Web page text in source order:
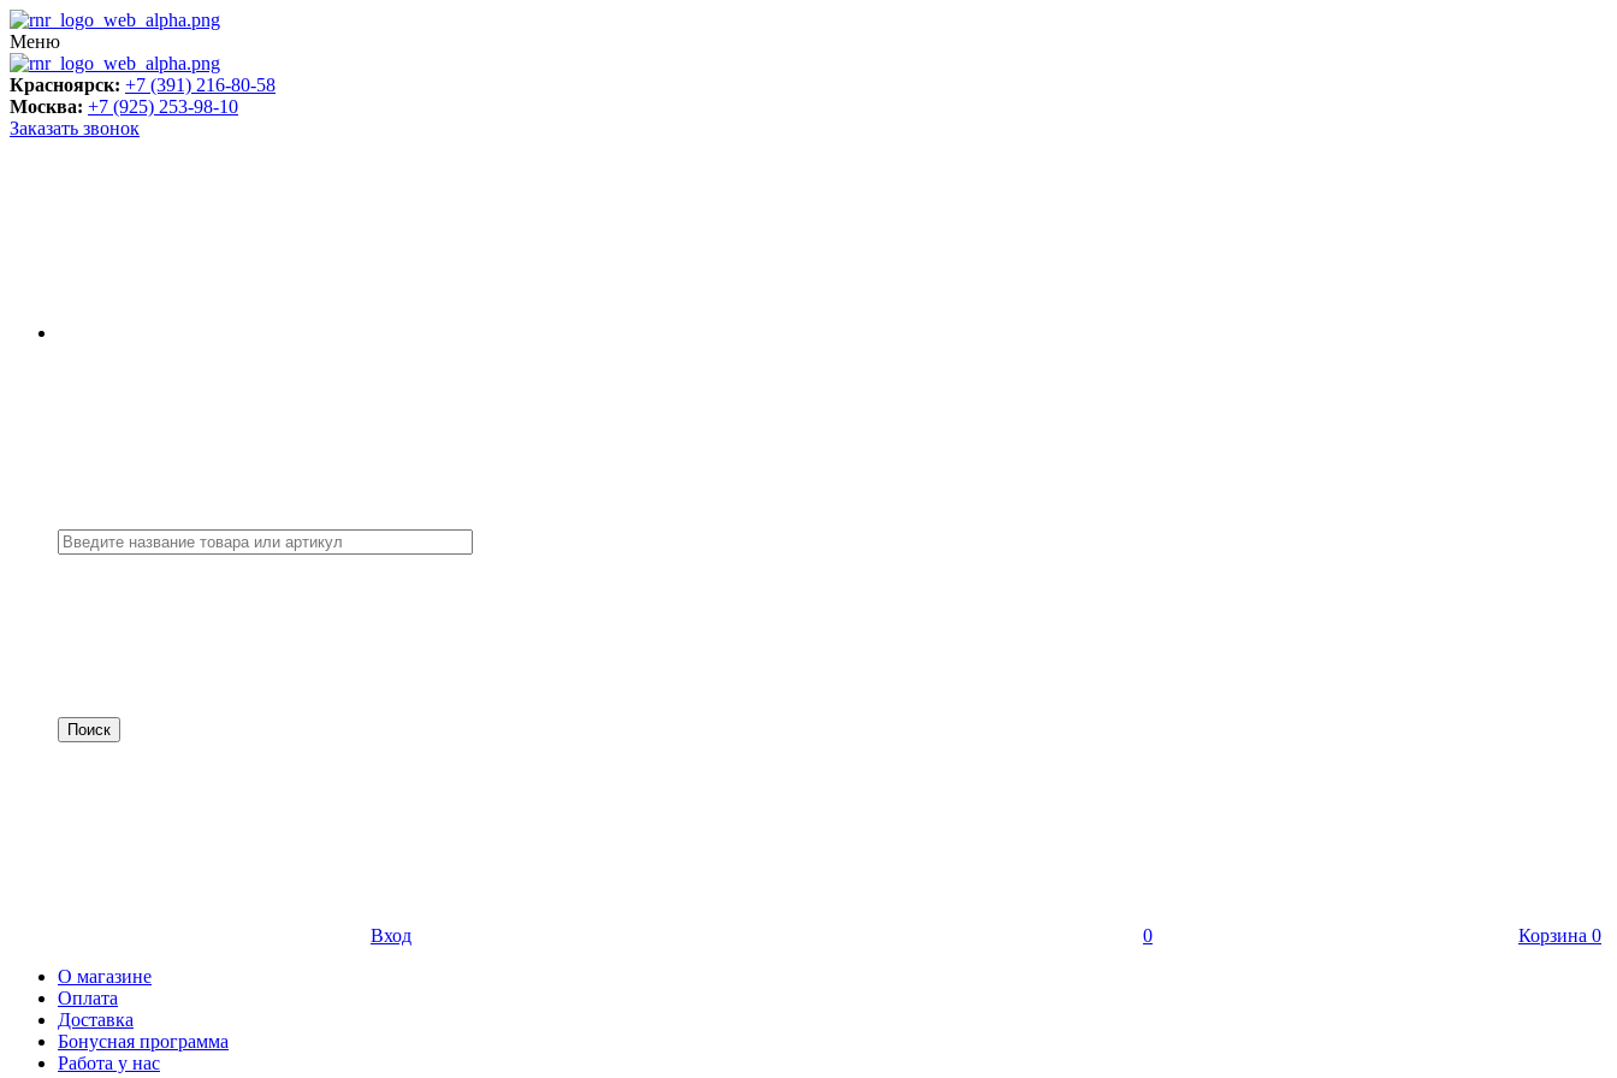
Меню
Красноярск: +7 (391) 216-80-58
Москва: +7 (925) 253-98-10
Заказать звонок
Вход 0 Корзина 0
О магазине
Оплата
Доставка
Бонусная программа
Работа у нас